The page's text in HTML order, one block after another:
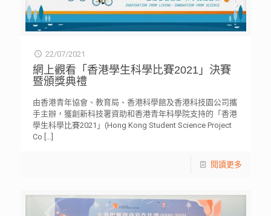
22/07/2021
網上觀看「香港學生科學比賽2021」決賽
暨頒獎典禮
由香港青年協會、教育局、香港科學館及香港科技園公司攜
手主辦，獲創新科技署資助和香港青年科學院支持的「香港
學生科學比賽2021」(Hong Kong Student Science Project
Co […]
閱讀更多